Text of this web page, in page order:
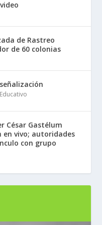
de Rastreo
de 60 colonias
César Gastélum
vivo; autoridades
con grupo